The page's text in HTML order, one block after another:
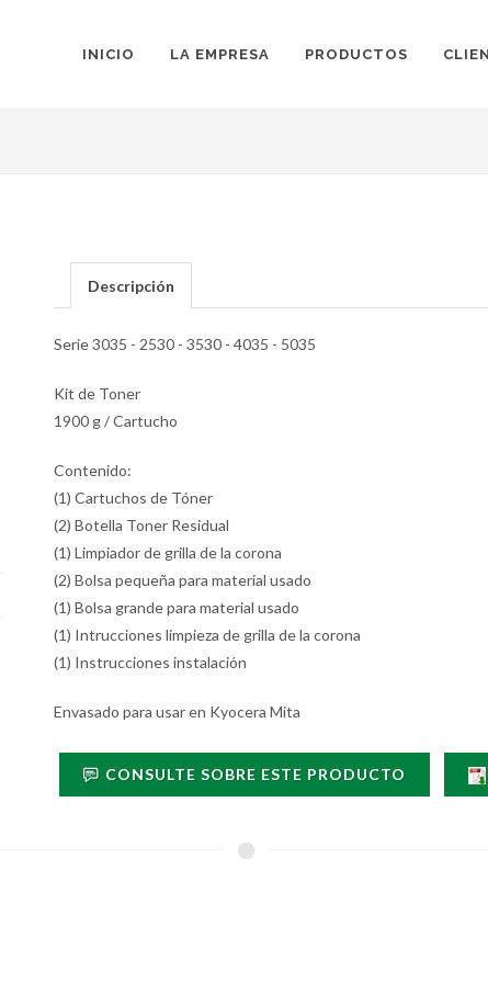
INICIO LA EMPRESA PRODUCTOS
Descripción
Serie 3035 - 2530 - 3530 - 4035 - 5035
Kit de Toner
1900 g / Cartucho
Contenido:
(1) Cartuchos de Tóner
(2) Botella Toner Residual
(1) Limpiador de grilla de la corona
(2) Bolsa pequeña para material usado
(1) Bolsa grande para material usado
(1) Intrucciones limpieza de grilla de la corona
(1) Instrucciones instalación
Envasado para usar en Kyocera Mita
CONSULTE SOBRE ESTE PRODUCTO